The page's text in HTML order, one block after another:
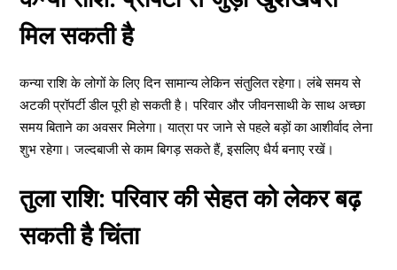
मिल सकती है
कन्या राशि के लोगों के लिए दिन सामान्य लेकिन संतुलित रहेगा। लंबे समय से
अटकी प्रॉपर्टी डील पूरी हो सकती है। परिवार और जीवनसाथी के साथ अच्छा
समय बिताने का अवसर मिलेगा। यात्रा पर जाने से पहले बड़ों का आशीर्वाद लेना
शुभ रहेगा। जल्दबाजी से काम बिगड़ सकते हैं, इसलिए धैर्य बनाए रखें।
तुला राशि: परिवार की सेहत को लेकर बढ़
सकती है चिंता